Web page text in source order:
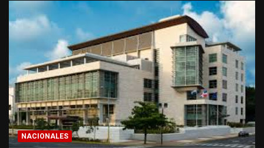
NACIONALES